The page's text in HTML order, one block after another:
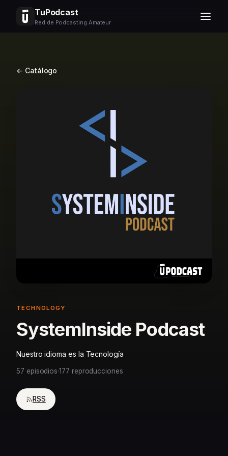
TuPodcast
Red de Podcasting Amateur
← Catálogo
TECHNOLOGY
SystemInside Podcast
Nuestro idioma es la Tecnología
57 episodios·177 reproducciones
RSS